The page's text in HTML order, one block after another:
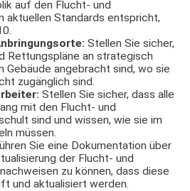
auf den Flucht- und
aktuellen Standards entspricht,
Stellen Sie sicher,
Rettungspläne an strategisch
Gebäude angebracht sind, wo sie
zugänglich sind.
Stellen Sie sicher, dass alle
mit den Flucht- und
sind und wissen, wie sie im
müssen.
Sie eine Dokumentation über
der Flucht- und
zu können, dass diese
und aktualisiert werden.